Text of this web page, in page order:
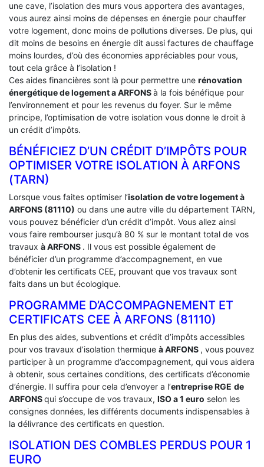
une cave, l’isolation des murs vous apportera des avantages,
vous aurez ainsi moins de dépenses en énergie pour chauffer
votre logement, donc moins de pollutions diverses. De plus, qui
dit moins de besoins en énergie dit aussi factures de chauffage
moins lourdes, d’où des économies appréciables pour vous,
tout cela grâce à l’isolation !
Ces aides financières sont là pour permettre une rénovation
énergétique de logement aARFONSà la fois bénéfique pour
l’environnement et pour les revenus du foyer. Sur le même
principe, l’optimisation de votre isolation vous donne le droit à
un crédit d’impôts.
BÉNÉFICIEZ D’UN CRÉDIT D’IMPÔTS POUR
OPTIMISER VOTRE ISOLATION À ‎ARFONS
(TARN)
Lorsque vous faites optimiser l’isolation de votre logement à
ARFONS (81110) ou dans une autre ville du département TARN,
vous pouvez bénéficier d’un crédit d’impôt. Vous allez ainsi
vous faire rembourser jusqu’à 80 % sur le montant total de vos
travaux à ARFONS . Il vous est possible également de
bénéficier d’un programme d’accompagnement, en vue
d’obtenir les certificats CEE, prouvant que vos travaux sont
faits dans un but écologique.
PROGRAMME D’ACCOMPAGNEMENT ET
CERTIFICATS CEE À ‎ARFONS (81110)
En plus des aides, subventions et crédit d’impôts accessibles
pour vos travaux d’isolation thermique à ARFONS , vous pouvez
participer à un programme d’accompagnement, qui vous aidera
à obtenir, sous certaines conditions, des certificats d’économie
d’énergie. Il suffira pour cela d’envoyer a l’entreprise RGE de
ARFONSqui s’occupe de vos travaux, ISO a 1 euro selon les
consignes données, les différents documents indispensables à
la délivrance des certificats en question.
ISOLATION DES COMBLES PERDUS POUR 1
EURO